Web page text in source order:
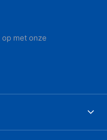
met onze